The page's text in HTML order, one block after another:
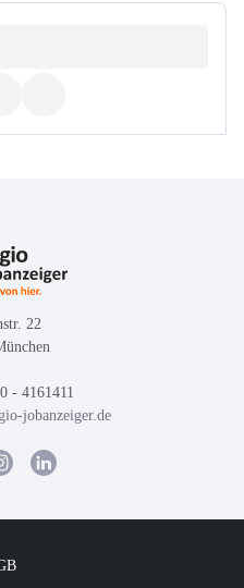
22
- 4161411
jobanzeiger.de